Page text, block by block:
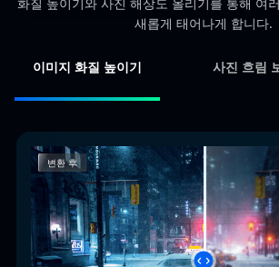
새롭게 태어나게 합니다.
이미지 화질 높이기 사진 흐림
변환 후